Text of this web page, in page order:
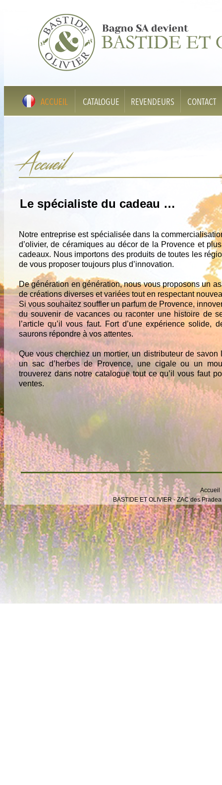
ACCUEIL CATALOGUE REVENDEURS CONTACT
Accueil
Le spécialiste du cadeau …
Notre entreprise est spécialisée dans la
d’olivier, de céramiques au décor de la Provence et
cadeaux. Nous importons des produits de toutes les
de vous proposer toujours plus d’innovation.
De génération en génération, nous vous proposons un
de créations diverses et variées tout en respectant
Si vous souhaitez souffler un parfum de Provence,
du souvenir de vacances ou raconter une histoire de
l’article qu’il vous faut. Fort d’une expérience solide,
saurons répondre à vos attentes.
Que vous cherchiez un mortier, un distributeur de savon
un sac d’herbes de Provence, une cigale ou un
trouverez dans notre catalogue tout ce qu’il vous faut
ventes.
Accueil
BASTIDE ET OLIVIER - ZAC des